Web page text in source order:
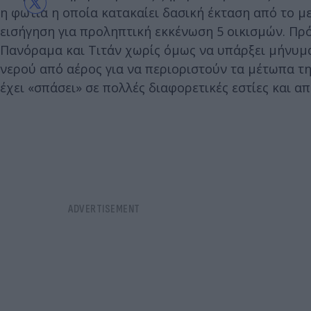
η φωτιά η οποία κατακαίει δασική έκταση από το
εισήγηση για προληπτική εκκένωση 5 οικισμών.
Πανόραμα και Τιτάν χωρίς όμως να υπάρξει
νερού από αέρος για να περιοριστούν τα μέτωπα
έχει «σπάσει» σε πολλές διαφορετικές εστίες και